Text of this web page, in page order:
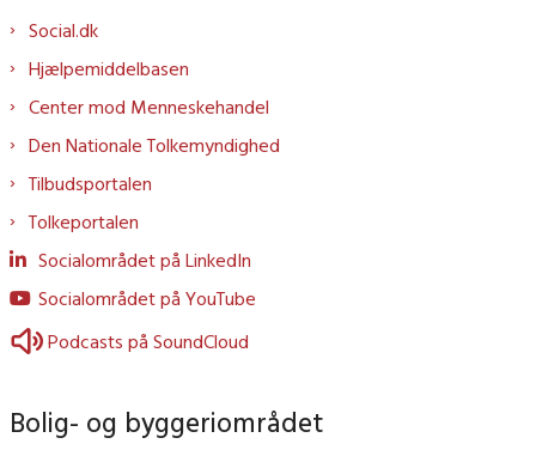
Social.dk
Hjælpemiddelbasen
Center mod Menneskehandel
Den Nationale Tolkemyndighed
Tilbudsportalen
Tolkeportalen
Socialområdet på LinkedIn
Socialområdet på YouTube
Podcasts på SoundCloud
Bolig- og byggeriområdet